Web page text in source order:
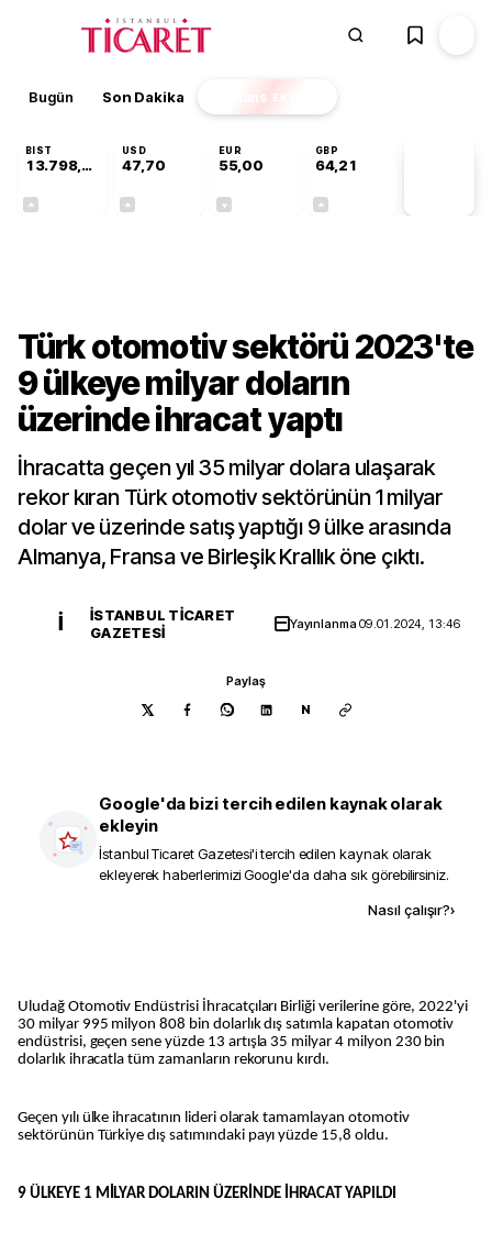
Bugün Son Dakika Finans EKSTRA
BIST
13.798,82
USD
47,70
EUR
55,00
GBP
64,21
Türk otomotiv sektörü 2023'te
9 ülkeye milyar doların
üzerinde ihracat yaptı
İhracatta geçen yıl 35 milyar dolara ulaşarak
rekor kıran Türk otomotiv sektörünün 1 milyar
dolar ve üzerinde satış yaptığı 9 ülke arasında
Almanya, Fransa ve Birleşik Krallık öne çıktı.
İ
İSTANBUL TICARET
GAZETESI
Yayınlanma09.01.2024, 13:46
Paylaş
N
Google'da bizi tercih edilen kaynak olarak
ekleyin
İstanbul Ticaret Gazetesi'i tercih edilen kaynak olarak
ekleyerek haberlerimizi Google'da daha sık görebilirsiniz.
Nasıl çalışır?›
Uludağ Otomotiv Endüstrisi İhracatçıları Birliği verilerine göre, 2022'yi
30 milyar 995 milyon 808 bin dolarlık dış satımla kapatan otomotiv
endüstrisi, geçen sene yüzde 13 artışla 35 milyar 4 milyon 230 bin
dolarlık ihracatla tüm zamanların rekorunu kırdı.
Geçen yılı ülke ihracatının lideri olarak tamamlayan otomotiv
sektörünün Türkiye dış satımındaki payı yüzde 15,8 oldu.
9 ÜLKEYE 1 MİLYAR DOLARIN ÜZERİNDE İHRACAT YAPILDI